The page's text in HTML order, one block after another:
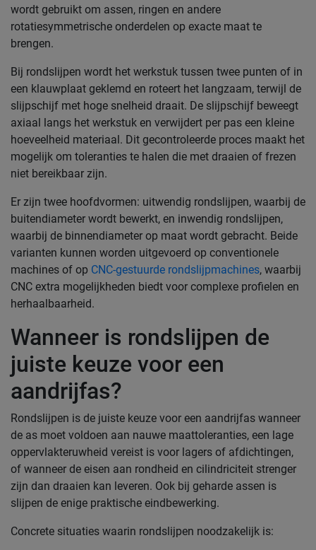
wordt gebruikt om assen, ringen en andere
rotatiesymmetrische onderdelen op exacte maat te
brengen.
Bij rondslijpen wordt het werkstuk tussen twee punten of in
een klauwplaat geklemd en roteert het langzaam, terwijl de
slijpschijf met hoge snelheid draait. De slijpschijf beweegt
axiaal langs het werkstuk en verwijdert per pas een kleine
hoeveelheid materiaal. Dit gecontroleerde proces maakt het
mogelijk om toleranties te halen die met draaien of frezen
niet bereikbaar zijn.
Er zijn twee hoofdvormen: uitwendig rondslijpen, waarbij de
buitendiameter wordt bewerkt, en inwendig rondslijpen,
waarbij de binnendiameter op maat wordt gebracht. Beide
varianten kunnen worden uitgevoerd op conventionele
machines of op CNC-gestuurde rondslijpmachines, waarbij
CNC extra mogelijkheden biedt voor complexe profielen en
herhaalbaarheid.
Wanneer is rondslijpen de
juiste keuze voor een
aandrijfas?
Rondslijpen is de juiste keuze voor een aandrijfas wanneer
de as moet voldoen aan nauwe maattoleranties, een lage
oppervlakteruwheid vereist is voor lagers of afdichtingen,
of wanneer de eisen aan rondheid en cilindriciteit strenger
zijn dan draaien kan leveren. Ook bij geharde assen is
slijpen de enige praktische eindbewerking.
Concrete situaties waarin rondslijpen noodzakelijk is: